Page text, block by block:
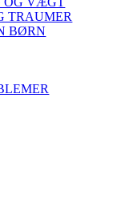
TRAUMER
BØRN